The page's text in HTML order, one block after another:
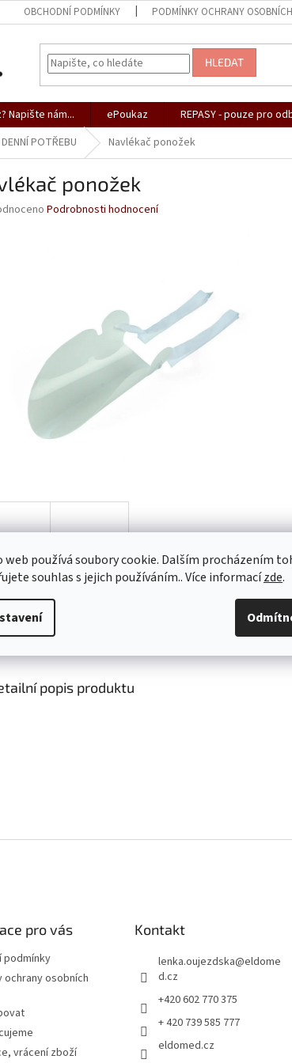
web používá soubory cookie. Dalším procházením
souhlas s jejich používáním.. Více informacízde.
OBCHODNÍ PODMÍNKY PODMÍNKY OCHRANY
HLEDAT
Napište nám... ePoukaz REPASY - pouze pro
POTŘEBU Navlékač ponožek
ponožek
Podrobnosti hodnocení
Diskuze
popis produktu
pro vás
podmínky
ochrany osobních
vrácení zboží
Kontakt
lenka.oujezdska@eldome
d.cz
+420 602 770 375
+ 420 739 585 777
eldomed.cz